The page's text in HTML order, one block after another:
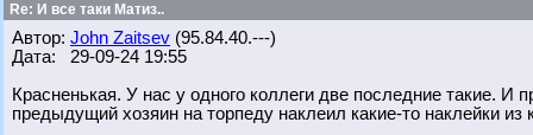
Re: И все таки Матиз..
Автор: John Zaitsev (95.84.40.---)
Дата: 29-09-24 19:55
Красненькая. У нас у одного коллеги две последние такие. И
предыдущий хозяин на торпеду наклеил какие-то наклейки